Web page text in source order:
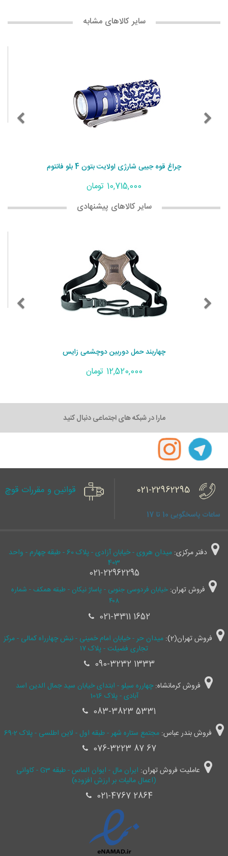
سایر کالاهای مشابه
چراغ قوه جیبی شارژی اولایت بتون 4 بلو فانتوم
10,715,000 تومان
سایر کالاهای پیشنهادی
چهاربند حمل دوربین دوچشمی زایس
12,520,000 تومان
مارا در شبکه های اجتماعی دنبال کنید
021-22962295
ساعات پاسخگویی 10 تا 17
قوانین و مقررات قوچ
دفتر مرکزی:
میدان هروی - خیابان آزادی - پلاک 60 - طبقه چهارم - واحد
403
021-22962295
فروش تهران: خیابان فردوسی جنوبی - پاساژ نیکان - طبقه همکف - شماره
۴۰۸
021-3311 1652
فروش تهران(2):
میدان حر - خیابان امام خمینی - نبش چهارراه کمالی - مرکز
تجاری فضیلت - پلاک ۱۷
090-3232 1333
فروش کرمانشاه:چهارره سیلو - ابتدای خیابان سید جمال ‌الدین اسد
آبادی - پلاک 1016
083-3823 5331
فروش بندر عباس: مجتمع ستاره شهر - طبقه اول - لاین اطلسی - پلاک 2-69
076-3223 87 67
عاملیت فروش تهران:
ایران مال - ایوان الماس - طبقه G3 - کاوانی
(اعمال مالیات بر ارزش افزوده)
021-4767 2864